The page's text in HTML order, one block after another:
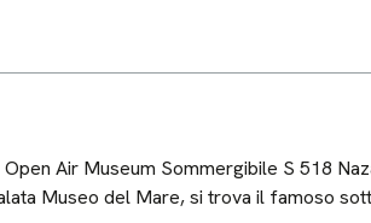
Air Museum Sommergibile S 518
Museo del Mare, si trova il famoso